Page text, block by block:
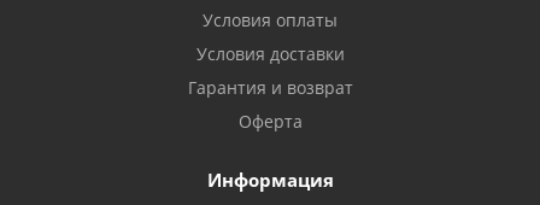
Условия оплаты
Условия доставки
Гарантия и возврат
Оферта
Информация